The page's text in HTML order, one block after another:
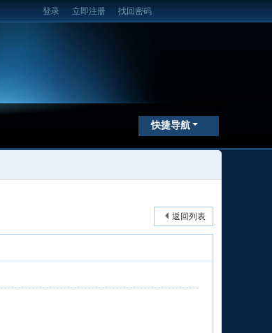
登录 / 立即注册 / 找回密码
快捷导航
返回列表